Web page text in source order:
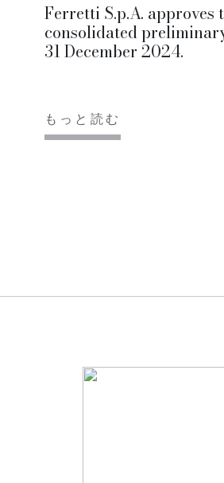
Ferretti S.p.A. approves
consolidated
31 December 2024.
もっと読む